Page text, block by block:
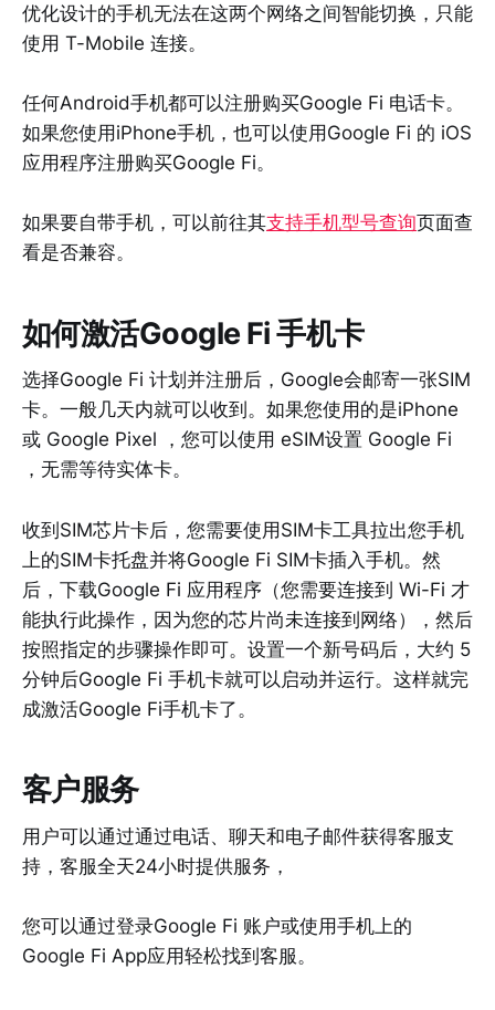
优化设计的手机无法在这两个网络之间智能切换，只能
使用 T-Mobile 连接。
任何Android手机都可以注册购买Google Fi 电话卡。
如果您使用iPhone手机，也可以使用Google Fi 的 iOS
应用程序注册购买Google Fi。
如果要自带手机，可以前往其支持手机型号查询页面查
看是否兼容。
如何激活Google Fi 手机卡
选择Google Fi 计划并注册后，Google会邮寄一张SIM
卡。一般几天内就可以收到。如果您使用的是iPhone
或 Google Pixel ，您可以使用 eSIM设置 Google Fi
，无需等待实体卡。
收到SIM芯片卡后，您需要使用SIM卡工具拉出您手机
上的SIM卡托盘并将Google Fi SIM卡插入手机。然
后，下载Google Fi 应用程序（您需要连接到 Wi-Fi 才
能执行此操作，因为您的芯片尚未连接到网络），然后
按照指定的步骤操作即可。设置一个新号码后，大约 5
分钟后Google Fi 手机卡就可以启动并运行。这样就完
成激活Google Fi手机卡了。
客户服务
用户可以通过通过电话、聊天和电子邮件获得客服支
持，客服全天24小时提供服务，
您可以通过登录Google Fi 账户或使用手机上的
Google Fi App应用轻松找到客服。